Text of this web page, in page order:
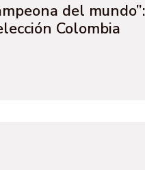
del
Colombia